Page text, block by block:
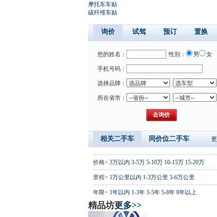
摩托车车贴
碳纤维车贴
询价 试驾 预订 置换
您的姓名： 性别： 男 女
手机号码：
选择品牌：
所在省市：
相关二手车 同价位二手车
价格> 3万以内 3-5万 5-10万 10-15万 15-20万
里程> 1万公里以内 1-3万公里 3-6万公里
年限> 1年以内 1-3年 3-5年 5-8年 8年以上
精品坊更多>>